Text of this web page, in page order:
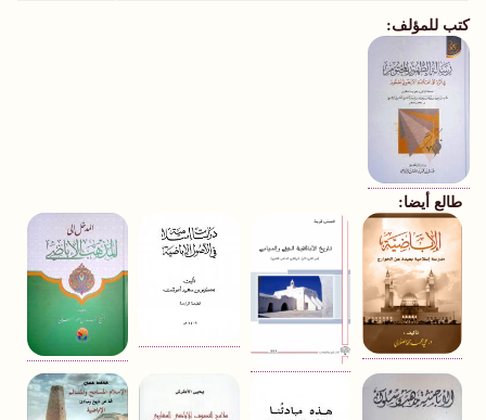
كتب للمؤلف:
طالع أيضا